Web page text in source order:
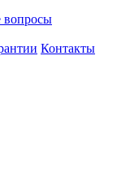
вопросы
Контакты